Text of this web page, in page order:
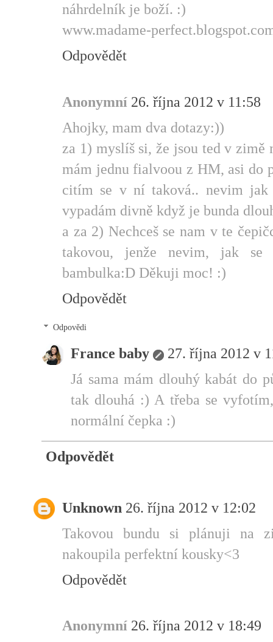
náhrdelník je boží. :)
www.madame-
Odpovědět
Anonymní 26. října 2012 v 11:58
Ahojky, mam dva dotazy:))
za 1) myslíš si, že jsou ted v zimě
mám jednu fialvoou z HM, asi do
citím se v ní taková.. nevim
vypadám divně když je bunda
a za 2) Nechceš se nam v te
takovou, jenže nevim, jak se
bambulka:D Děkuji moc! :)
Odpovědět
Odpovědi
France baby
27. října 2012 v
Já sama mám dlouhý kabát do
tak dlouhá :) A třeba se
normální čepka :)
Odpovědět
Unknown 26. října 2012 v 12:02
Takovou bundu si plánuji na
nakoupila perfektní kousky<3
Odpovědět
Anonymní 26. října 2012 v 18:49